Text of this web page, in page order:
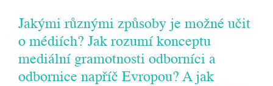
Jakými různými způsoby je možné učit
o médiích? Jak rozumí konceptu
mediální gramotnosti odborníci a
odbornice napříč Evropou? A jak